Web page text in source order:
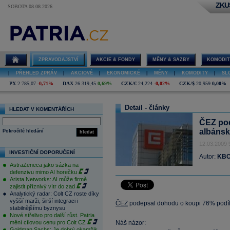
SOBOTA 08.08.2026
ZPRAVODAJSTVÍ AKCIE & FONDY MĚNY & SAZBY
PŘEHLED ZPRÁV AKCIOVÉ EKONOMICKÉ MĚNY KOMODITY
PX 2 785,07 -0,71% DAX 26 319,45 0,69% CZK/€ 24,224 -0,02% CZK/$ 20,959 0,00%
HLEDAT V KOMENTÁŘÍCH
hledat
Pokročilé hledání
INVESTIČNÍ DOPORUČENÍ
AstraZeneca jako sázka na
defenzivu mimo AI horečku
Arista Networks: AI může firmě
zajistit příznivý vítr do zad
Analytický radar: Colt CZ roste díky
vyšší marži, širší integraci i
stabilnějšímu byznysu
Nové střelivo pro další růst. Patria
mění cílovou cenu pro Colt CZ
Detail - články
ČEZ
12.03.2009
Autor:
ČEZ podepsal dohodu o koupi 76%
Náš názor: